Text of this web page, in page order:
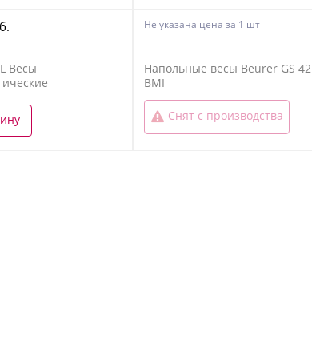
Весы
Не указана цена за 1 шт
Напольные весы Beurer GS 42
BMI
Снят с производства